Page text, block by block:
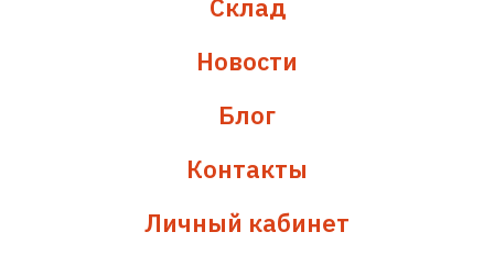
Склад
Новости
Блог
Контакты
Личный кабинет